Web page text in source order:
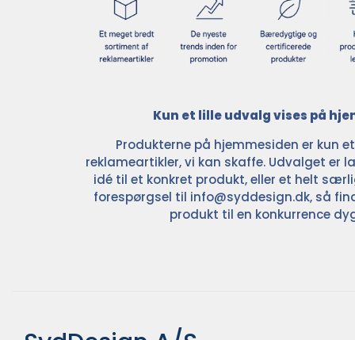
Kun et lille udvalg vises på
Produkterne på hjemmesiden er kun
reklameartikler, vi kan skaffe. Udvalget er
idé til et konkret produkt, eller et helt
forespørgsel til info@syddesign.dk, så
produkt til en konkurrence